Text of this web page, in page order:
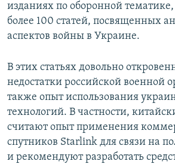
изданиях по оборонной
более 100 статей, посвященных
аспектов войны в Украине.
В этих статьях довольно
недостатки российской военной
также опыт использования
технологий. В частности,
считают опыт применения
спутников Starlink для связи на
и рекомендуют разработать